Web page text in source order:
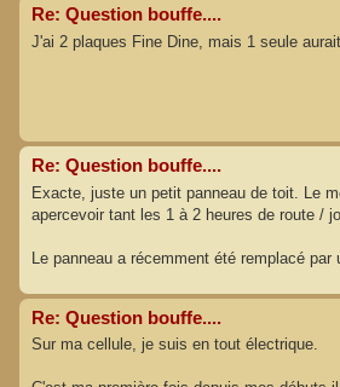
Re: Question bouffe....
J'ai 2 plaques Fine Dine, mais 1 seule
Re: Question bouffe....
Exacte, juste un petit panneau de toit. Le
apercevoir tant les 1 à 2 heures de route /
Le panneau a récemment été remplacé par
Re: Question bouffe....
Sur ma cellule, je suis en tout électrique.